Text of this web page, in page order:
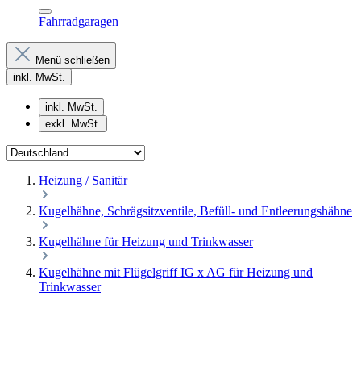
Fahrradgaragen
Menü schließen
inkl. MwSt.
inkl. MwSt.
exkl. MwSt.
Heizung / Sanitär
Kugelhähne, Schrägsitzventile, Befüll- und Entleerungshähne
Kugelhähne für Heizung und Trinkwasser
Kugelhähne mit Flügelgriff IG x AG für Heizung und
Trinkwasser